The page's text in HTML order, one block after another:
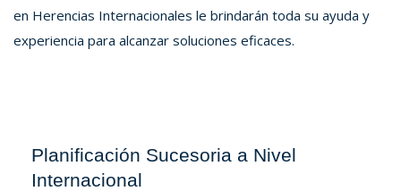
en Herencias Internacionales le brindarán toda su ayuda y
experiencia para alcanzar soluciones eficaces.
Planificación Sucesoria a Nivel
Internacional